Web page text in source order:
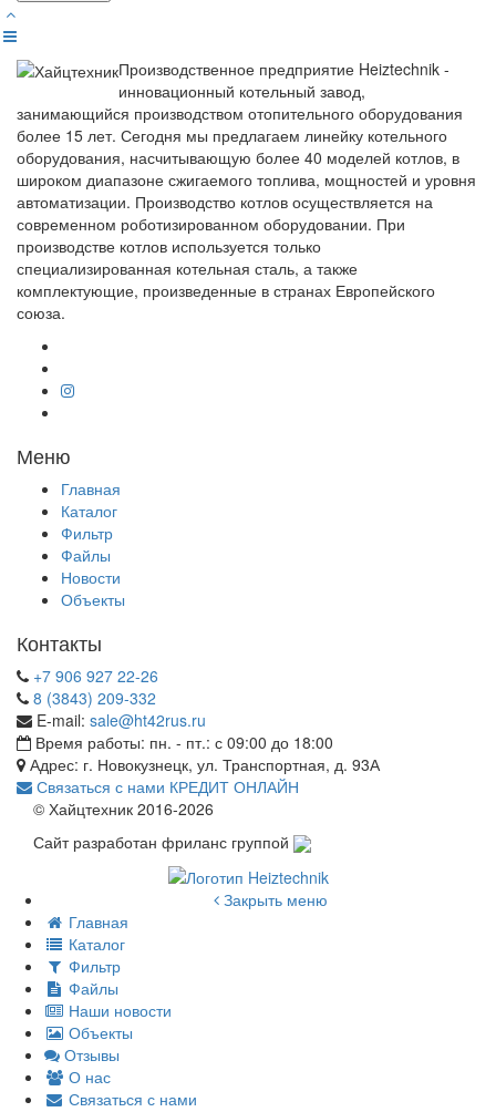
Производственное предприятие Heiztechnik -
инновационный котельный завод,
занимающийся производством отопительного оборудования
более 15 лет. Сегодня мы предлагаем линейку котельного
оборудования, насчитывающую более 40 моделей котлов, в
широком диапазоне сжигаемого топлива, мощностей и уровня
автоматизации. Производство котлов осуществляется на
современном роботизированном оборудовании. При
производстве котлов используется только
специализированная котельная сталь, а также
комплектующие, произведенные в странах Европейского
союза.
Меню
Главная
Каталог
Фильтр
Файлы
Новости
Объекты
Контакты
+7 906 927 22-26
8 (3843) 209-332
E-mail: sale@ht42rus.ru
Время работы: пн. - пт.: с 09:00 до 18:00
Адрес: г. Новокузнецк, ул. Транспортная, д. 93А
Связаться с нами КРЕДИТ ОНЛАЙН
© Хайцтехник 2016-2026
Сайт разработан фриланс группой
Закрыть меню
Главная
Каталог
Фильтр
Файлы
Наши новости
Объекты
Отзывы
О нас
Связаться с нами